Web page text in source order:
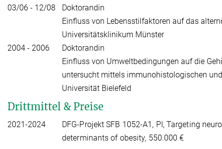
03/06 - 12/08
Doktorandin
Einfluss von Lebensstilfaktoren auf das
Universitätsklinikum Münster
2004 - 2006
Doktorandin
Einfluss von Umweltbedingungen auf die
untersucht mittels immunohistologischen
Universität Bielefeld
Drittmittel & Preise
2021-2024
DFG-Projekt SFB 1052-A1, PI, Targeting
determinants of obesity, 550.000€